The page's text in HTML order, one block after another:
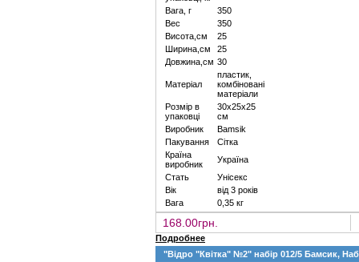
Вага, г
350
Вес
350
Висота,см
25
Ширина,см
25
Довжина,см 30
Матеріал
пластик,
комбіновані
матеріали
Розмір в
упаковці
30х25х25
см
Виробник
Bamsik
Пакування
Сітка
Країна
виробник
Україна
Стать
Унісекс
Вік
від 3 років
Вага
0,35 кг
168.00грн.
Подробнее
"Відро "Квітка" №2" набір 012/5 Бамсик,